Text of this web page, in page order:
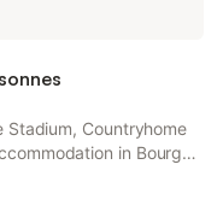
Countryhome
in Bourg-
pool, free
out.